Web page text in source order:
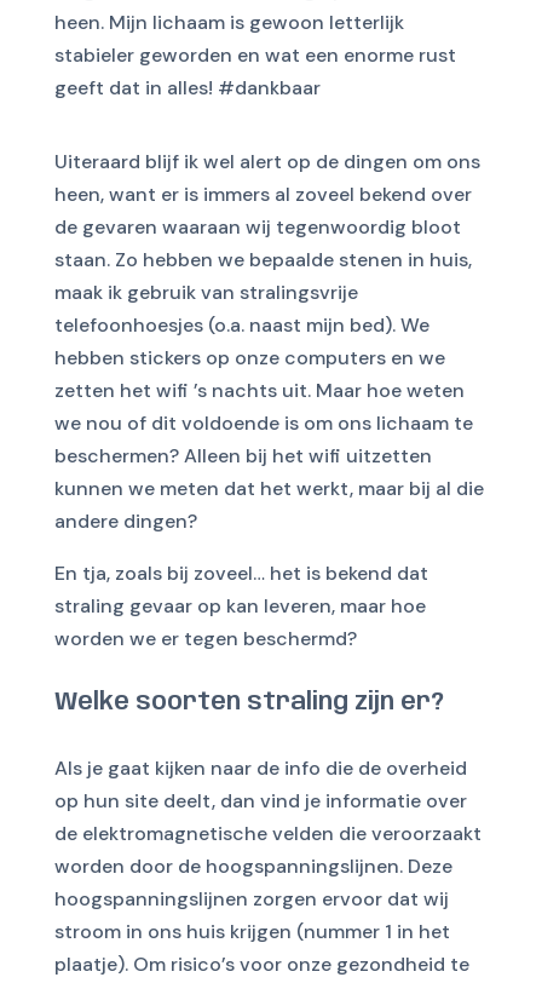
heen. Mijn lichaam is gewoon letterlijk
stabieler geworden en wat een enorme rust
geeft dat in alles! #dankbaar
Uiteraard blijf ik wel alert op de dingen om ons
heen, want er is immers al zoveel bekend over
de gevaren waaraan wij tegenwoordig bloot
staan. Zo hebben we bepaalde stenen in huis,
maak ik gebruik van stralingsvrije
telefoonhoesjes (o.a. naast mijn bed). We
hebben stickers op onze computers en we
zetten het wifi ’s nachts uit. Maar hoe weten
we nou of dit voldoende is om ons lichaam te
beschermen? Alleen bij het wifi uitzetten
kunnen we meten dat het werkt, maar bij al die
andere dingen?
En tja, zoals bij zoveel… het is bekend dat
straling gevaar op kan leveren, maar hoe
worden we er tegen beschermd?
Welke soorten straling zijn er?
Als je gaat kijken naar de info die de overheid
op hun site deelt, dan vind je informatie over
de elektromagnetische velden die veroorzaakt
worden door de hoogspanningslijnen. Deze
hoogspanningslijnen zorgen ervoor dat wij
stroom in ons huis krijgen (nummer 1 in het
plaatje). Om risico’s voor onze gezondheid te